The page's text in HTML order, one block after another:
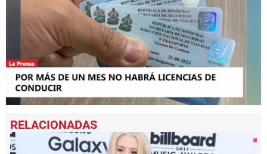
seconds
of
4
minutes,